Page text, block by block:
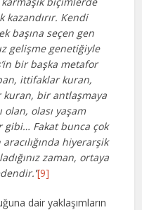
Kendi
başına seçen gen
gelişme genetiğiyle
bir başka metafor
ittifaklar kuran,
bir antlaşmaya
olan, olası yaşam
Fakat bunca çok
hiyerarşik
zaman, ortaya
’[9]
dair yaklaşımların